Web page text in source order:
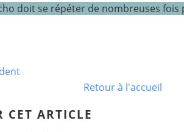
doit se répéter de nombreuses
Retour à l'accueil
CET ARTICLE